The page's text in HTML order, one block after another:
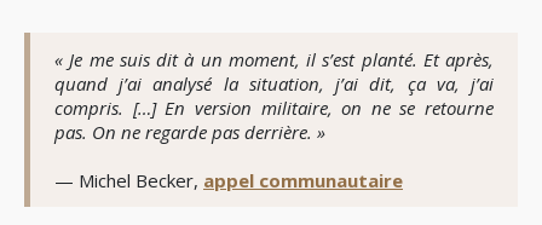
« Je me suis dit à un moment, il s’est planté. Et après,
quand j’ai analysé la situation, j’ai dit, ça va, j’ai
compris. […] En version militaire, on ne se retourne
pas. On ne regarde pas derrière. »
— Michel Becker, appel communautaire